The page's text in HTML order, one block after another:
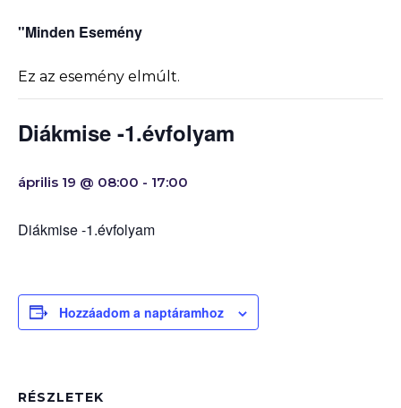
"Minden Esemény
Ez az esemény elmúlt.
Diákmise -1.évfolyam
április 19 @ 08:00 - 17:00
Diákmise -1.évfolyam
Hozzáadom a naptáramhoz
RÉSZLETEK